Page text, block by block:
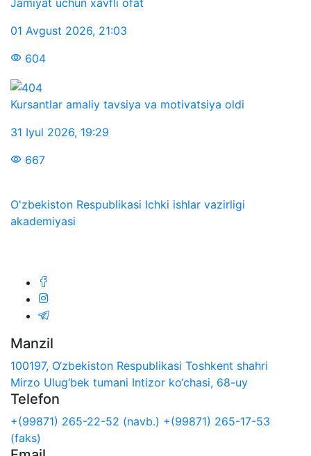
01 Avgust 2026, 21:03
604
Kursantlar amaliy tavsiya va motivatsiya oldi
31 Iyul 2026, 19:29
667
O'zbekiston Respublikasi Ichki ishlar vazirligi
akademiyasi
Manzil
100197, O‘zbekiston Respublikasi Toshkent shahri
Mirzo Ulug‘bek tumani Intizor ko‘chasi, 68-uy
Telefon
+(99871) 265-22-52 (navb.) +(99871) 265-17-53
(faks)